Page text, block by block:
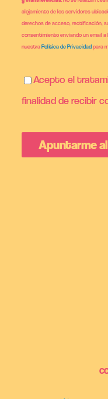
alojamiento de los servidores
derechos de acceso, rectificación,
consentimiento enviando un email a
nuestraPolítica de Privacidadpara
Acepto el
finalidad de recibir